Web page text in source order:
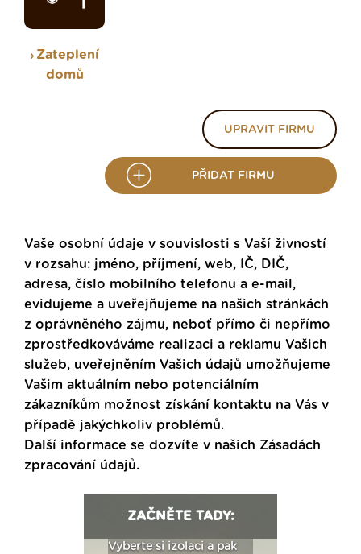
Zateplení
domů
UPRAVIT FIRMU
PŘIDAT FIRMU
Vaše osobní údaje v souvislosti s Vaší živností
v rozsahu: jméno, příjmení, web, IČ, DIČ,
adresa, číslo mobilního telefonu a e-mail,
evidujeme a uveřejňujeme na našich stránkách
z oprávněného zájmu, neboť přímo či nepřímo
zprostředkováváme realizaci a reklamu Vašich
služeb, uveřejněním Vašich údajů umožňujeme
Vašim aktuálním nebo potenciálním
zákazníkům možnost získání kontaktu na Vás v
případě jakýchkoliv problémů.
Další informace se dozvíte v našich Zásadách
zpracování údajů.
ZAČNĚTE TADY:
Vyberte si izolaci a pak